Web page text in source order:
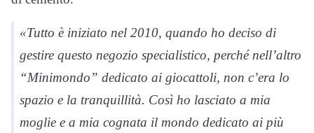
«Tutto è iniziato nel 2010, quando ho deciso di
gestire questo negozio specialistico, perché nell’altro
“Minimondo” dedicato ai giocattoli, non c’era lo
spazio e la tranquillità. Così ho lasciato a mia
moglie e a mia cognata il mondo dedicato ai più